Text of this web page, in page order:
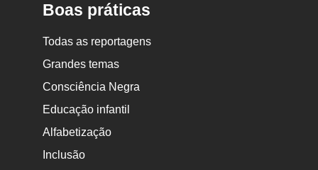
Boas práticas
Todas as reportagens
Grandes temas
Consciência Negra
Educação infantil
Alfabetização
Inclusão